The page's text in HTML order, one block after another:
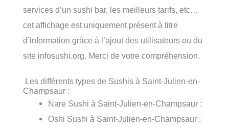
services d’un sushi bar, les meilleurs tarifs, etc…
cet affichage est uniquement présent à titre
d’information grâce à l’ajout des utilisateurs ou du
site infosushi.org. Merci de votre compréhension.
Les différents types de Sushis à Saint-Julien-en-
Champsaur :
Nare Sushi à Saint-Julien-en-Champsaur ;
Oshi Sushi à Saint-Julien-en-Champsaur ;